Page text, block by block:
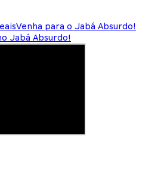
Venha para o Jabá Absurdo!
Jabá Absurdo!